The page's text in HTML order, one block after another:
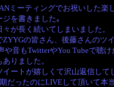
ミーティングでお祝いした楽
を書きました｡
が長く続いてしまいました。
ZYYGの皆さん、後藤さんのツ
や音もTwitterやYou Tubeで聴け
りました。
イートが嬉しくて沢山返信して
だったのにLIVEして頂いて本